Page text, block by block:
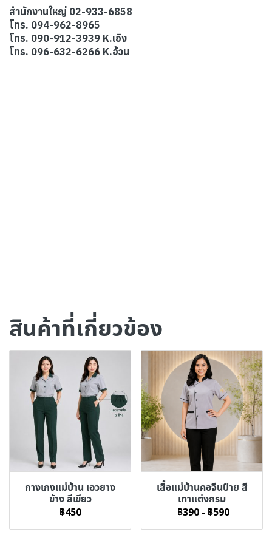
สำนักงานใหญ่ 02-933-6858
โทร. 094-962-8965
โทร. 090-912-3939 K.เอิง
โทร. 096-632-6266 K.อ้วน
สินค้าที่เกี่ยวข้อง
กางเกงแม่บ้าน เอวยาง
ข้าง สีเขียว
฿450
เสื้อแม่บ้านคอจีนป้าย สี
เทาแต่งกรม
฿390 - ฿590